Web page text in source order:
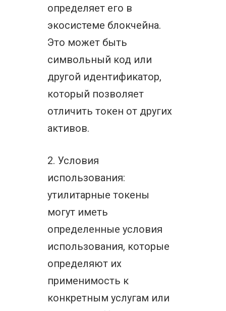
определяет его в
экосистеме блокчейна.
Это может быть
символьный код или
другой идентификатор,
который позволяет
отличить токен от других
активов.
2. Условия
использования:
утилитарные токены
могут иметь
определенные условия
использования, которые
определяют их
применимость к
конкретным услугам или